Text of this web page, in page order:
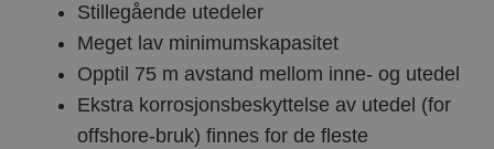
Stillegående utedeler
Meget lav minimumskapasitet
Opptil 75 m avstand mellom inne- og utedel
Ekstra korrosjonsbeskyttelse av utedel (for
offshore-bruk) finnes for de fleste